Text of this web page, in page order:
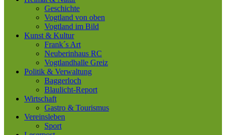
Geschichte
Vogtland von oben
Vogtland im Bild
Kunst & Kultur
Frank´s Art
Neuberinhaus RC
Vogtlandhalle Greiz
Politik & Verwaltung
Baggerloch
Blaulicht-Report
Wirtschaft
Gastro & Tourismus
Vereinsleben
Sport